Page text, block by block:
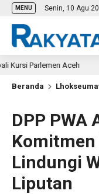
MENU Senin, 10 Agu
Parlemen Aceh 2
Beranda
DPP PWA
Lindungi
Liputan